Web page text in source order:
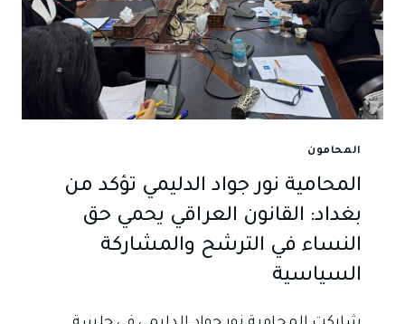
عنه
الجميع
المحامون
المحامية نور جواد الدليمي تؤكد من
بغداد: القانون العراقي يحمي حق
النساء في الترشح والمشاركة
السياسية